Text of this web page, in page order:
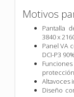
Motivos
Pantalla
3840 x
Panel VA
DCI-P3 90%
Altavoces
Diseño